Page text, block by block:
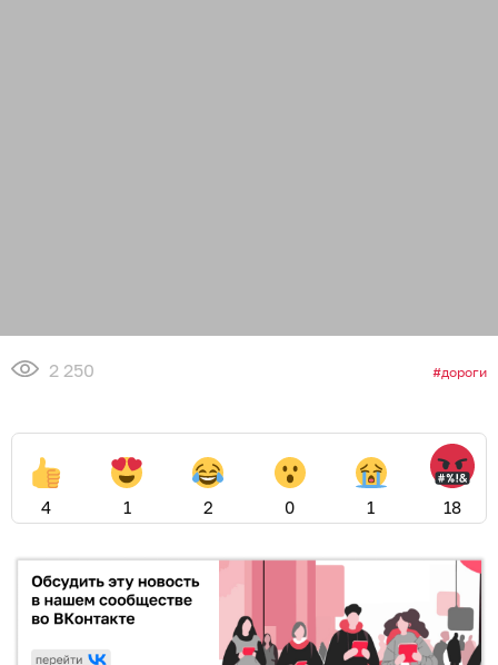
2 250 дороги
4 1 2 0 1 18